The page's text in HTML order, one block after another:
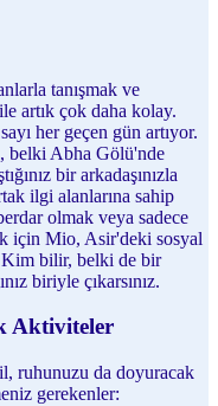
tanışmak ve
artık çok daha kolay.
her geçen gün artıyor.
belki Abha Gölü'nde
bir arkadaşınızla
ilgi alanlarına sahip
olmak veya sadece
için Mio, Asir'deki sosyal
Kim bilir, belki de bir
biriyle çıkarsınız.
Aktiviteler
ruhunuzu da doyuracak
gerekenler: